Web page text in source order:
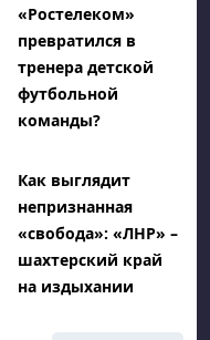
«Ростелеком»
превратился в
тренера детской
футбольной
команды?
Как выглядит
непризнанная
«свобода»: «ЛНР» –
шахтерский край
на издыхании